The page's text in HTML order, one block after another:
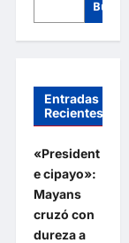
Entradas
Recientes
«President
e cipayo»:
Mayans
cruzó con
dureza a